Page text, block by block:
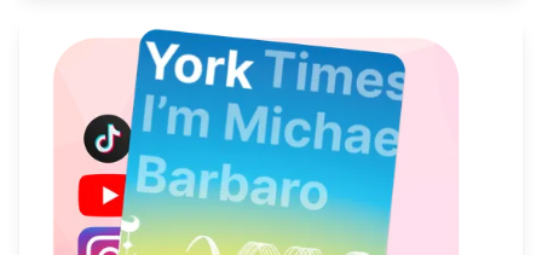
En savoir plus sur Meilleure stratégie de promotion de